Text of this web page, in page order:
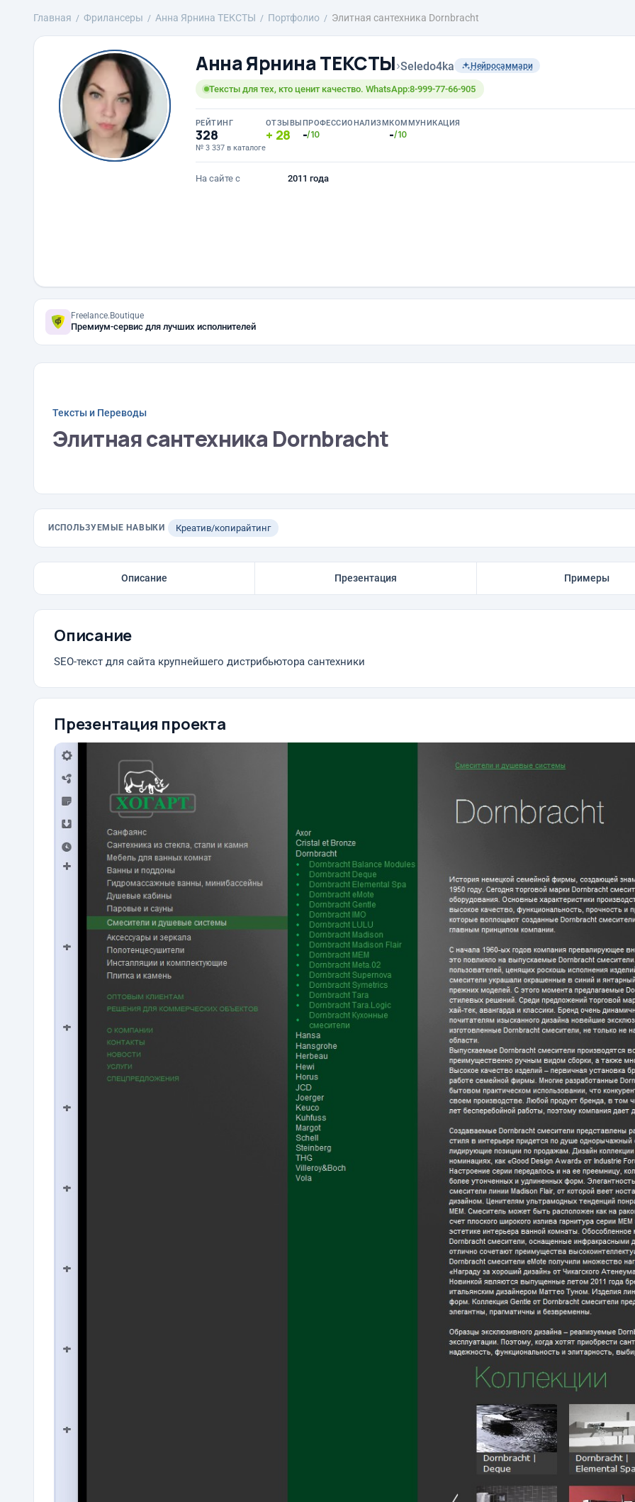
Главная Фрилансеры Анна Ярнина ТЕКСТЫ Портфолио Элитная сантехника Dornbracht
Анна Ярнина ТЕКСТЫ›Seledo4ka Нейросаммари
Тексты для тех, кто ценит качество. WhatsApp:8-999-77-66-905
РЕЙТИНГ
328
№ 3 337 в каталоге
ОТЗЫВЫ
28
ПРОФЕССИОНАЛИЗМ
-/10
КОММУНИКАЦИЯ
-/10
На сайте с 2011 года
Freelance.Boutique
Премиум-сервис для лучших исполнителей
Тексты и Переводы
Элитная сантехника Dornbracht
ИСПОЛЬЗУЕМЫЕ НАВЫКИ Креатив/копирайтинг
Описание Презентация Примеры
Описание
SEO-текст для сайта крупнейшего дистрибьютора сантехники
Презентация проекта